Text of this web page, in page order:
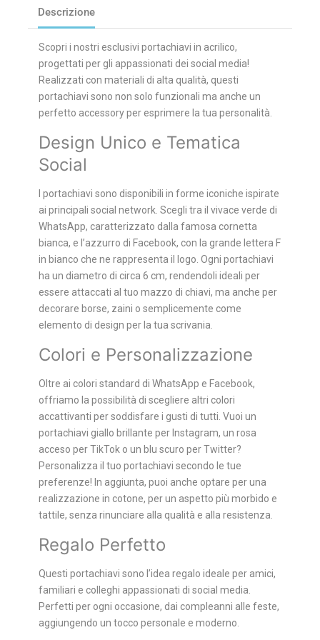
Descrizione
Scopri i nostri esclusivi portachiavi in acrilico,
progettati per gli appassionati dei social media!
Realizzati con materiali di alta qualità, questi
portachiavi sono non solo funzionali ma anche un
perfetto accessory per esprimere la tua personalità.
Design Unico e Tematica
Social
I portachiavi sono disponibili in forme iconiche ispirate
ai principali social network. Scegli tra il vivace verde di
WhatsApp, caratterizzato dalla famosa cornetta
bianca, e l’azzurro di Facebook, con la grande lettera F
in bianco che ne rappresenta il logo. Ogni portachiavi
ha un diametro di circa 6 cm, rendendoli ideali per
essere attaccati al tuo mazzo di chiavi, ma anche per
decorare borse, zaini o semplicemente come
elemento di design per la tua scrivania.
Colori e Personalizzazione
Oltre ai colori standard di WhatsApp e Facebook,
offriamo la possibilità di scegliere altri colori
accattivanti per soddisfare i gusti di tutti. Vuoi un
portachiavi giallo brillante per Instagram, un rosa
acceso per TikTok o un blu scuro per Twitter?
Personalizza il tuo portachiavi secondo le tue
preferenze! In aggiunta, puoi anche optare per una
realizzazione in cotone, per un aspetto più morbido e
tattile, senza rinunciare alla qualità e alla resistenza.
Regalo Perfetto
Questi portachiavi sono l’idea regalo ideale per amici,
familiari e colleghi appassionati di social media.
Perfetti per ogni occasione, dai compleanni alle feste,
aggiungendo un tocco personale e moderno.